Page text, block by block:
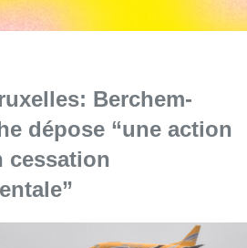
Berchem-
dépose “une action
cessation